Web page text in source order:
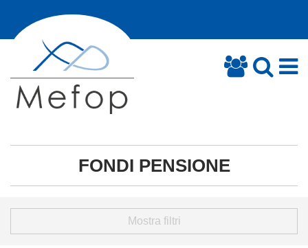
FONDI PENSIONE
Mostra filtri